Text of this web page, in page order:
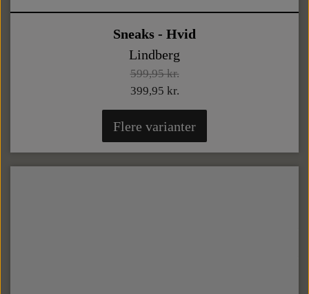
Sneaks - Hvid
Lindberg
599,95 kr.
399,95 kr.
Flere varianter